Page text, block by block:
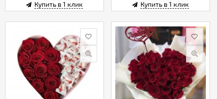
Купить в 1 клик Купить в 1 клик